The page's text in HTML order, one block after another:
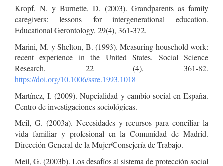
Kropf, N. y Burnette, D. (2003). Grandparents as family
caregivers: lessons for intergenerational education.
Educational Gerontology, 29(4), 361-372.
Marini, M. y Shelton, B. (1993). Measuring household work:
recent experience in the United States. Social Science
Research, 22 (4), 361-82.
https://doi.org/10.1006/ssre.1993.1018
Martínez, I. (2009). Nupcialidad y cambio social en España.
Centro de investigaciones sociológicas.
Meil, G. (2003a). Necesidades y recursos para conciliar la
vida familiar y profesional en la Comunidad de Madrid.
Dirección General de la Mujer/Consejería de Trabajo.
Meil, G. (2003b). Los desafíos al sistema de protección social